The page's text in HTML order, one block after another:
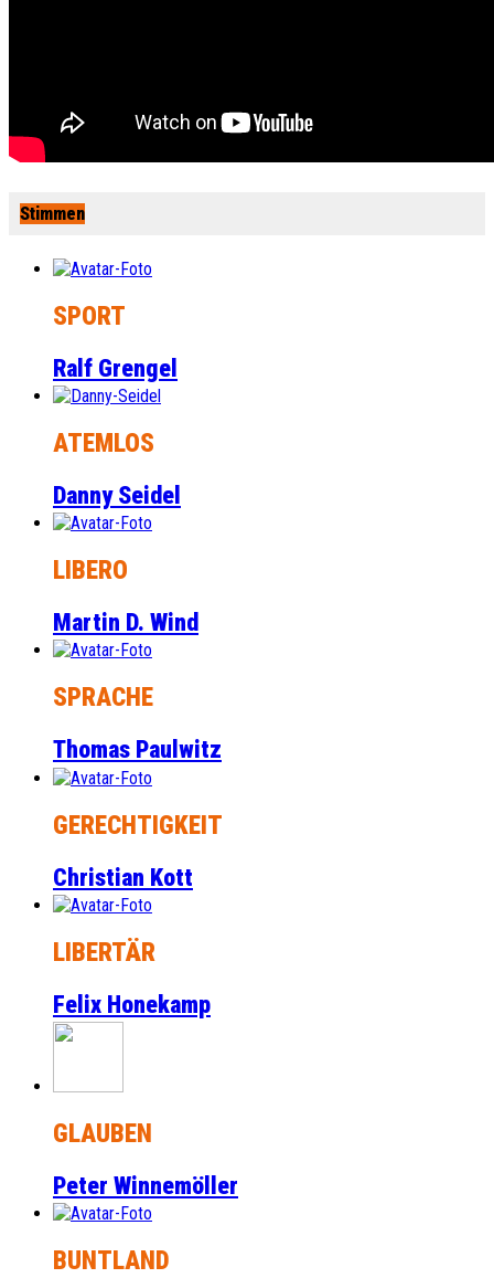
Stimmen
SPORT
Ralf Grengel
ATEMLOS
Danny Seidel
LIBERO
Martin D. Wind
SPRACHE
Thomas Paulwitz
GERECHTIGKEIT
Christian Kott
LIBERTÄR
Felix Honekamp
GLAUBEN
Peter Winnemöller
BUNTLAND